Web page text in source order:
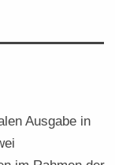
Ausgabe in